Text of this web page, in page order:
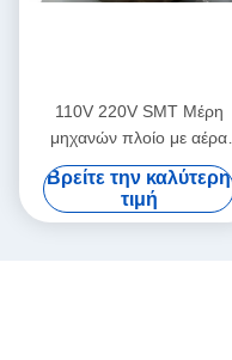
110V 220V SMT Μέρη
μηχανών πλοίο με αέρα
ολοκληρωμένη υπηρεσία
διδασκαλίας πεδίου που
υποστηρίζει προηγμένες
Βρείτε την καλύτερη
τιμή